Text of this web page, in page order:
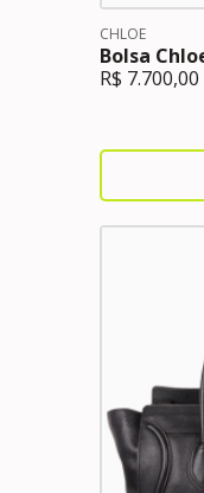
CHLOE
Bolsa
R$ 7.700,00